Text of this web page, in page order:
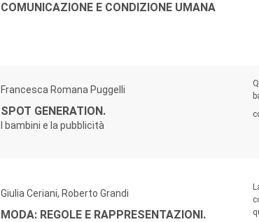
COMUNICAZIONE E CONDIZIONE UMANA
Francesca Romana Puggelli
SPOT GENERATION.
I bambini e la pubblicità
Giulia Ceriani, Roberto Grandi
MODA: REGOLE E RAPPRESENTAZIONI.